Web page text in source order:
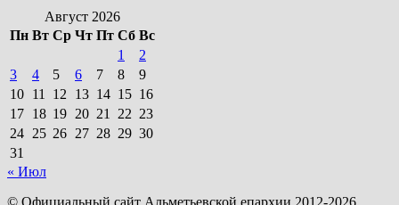
Август 2026
Пн Вт Ср Чт Пт Сб Вс
1
2
3
4 5 6 7 8
9
10 11 12 13 14 15 16
17 18 19 20 21 22 23
24 25 26 27 28 29 30
31
« Июл
© Официальный сайт Альметьевской епархии 2012-2026.